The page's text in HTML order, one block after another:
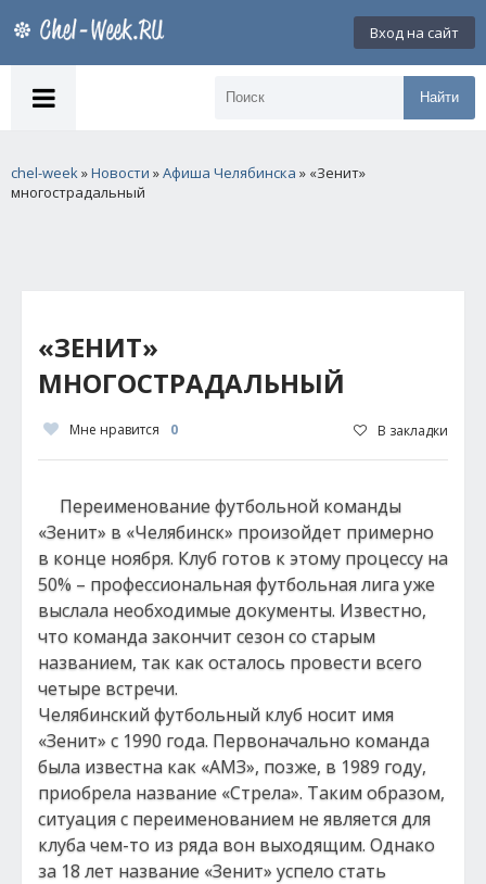
Вход на сайт
Найти
chel-week»Новости »Афиша Челябинска » «Зенит»
многострадальный
«ЗЕНИТ»
МНОГОСТРАДАЛЬНЫЙ
Мне нравится 0 В закладки
Переименование футбольной команды
«Зенит» в «Челябинск» произойдет примерно
в конце ноября. Клуб готов к этому процессу на
50% – профессиональная футбольная лига уже
выслала необходимые документы. Известно,
что команда закончит сезон со старым
названием, так как осталось провести всего
четыре встречи.
Челябинский футбольный клуб носит имя
«Зенит» с 1990 года. Первоначально команда
была известна как «АМЗ», позже, в 1989 году,
приобрела название «Стрела». Таким образом,
ситуация с переименованием не является для
клуба чем-то из ряда вон выходящим. Однако
за 18 лет название «Зенит» успело стать